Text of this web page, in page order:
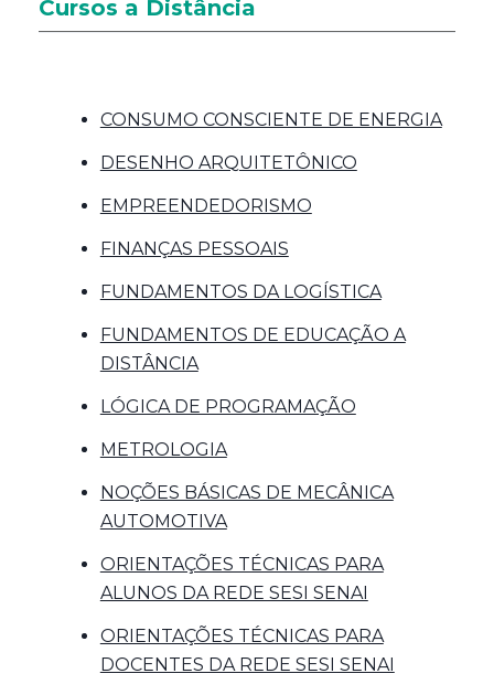
Cursos a Distância
CONSUMO CONSCIENTE DE ENERGIA
DESENHO ARQUITETÔNICO
EMPREENDEDORISMO
FINANÇAS PESSOAIS
FUNDAMENTOS DA LOGÍSTICA
FUNDAMENTOS DE EDUCAÇÃO A
DISTÂNCIA
LÓGICA DE PROGRAMAÇÃO
METROLOGIA
NOÇÕES BÁSICAS DE MECÂNICA
AUTOMOTIVA
ORIENTAÇÕES TÉCNICAS PARA
ALUNOS DA REDE SESI SENAI
ORIENTAÇÕES TÉCNICAS PARA
DOCENTES DA REDE SESI SENAI